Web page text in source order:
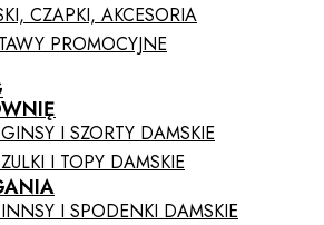
CZAPKI, AKCESORIA
PROMOCYJNE
I SZORTY DAMSKIE
I TOPY DAMSKIE
I SPODENKI DAMSKIE